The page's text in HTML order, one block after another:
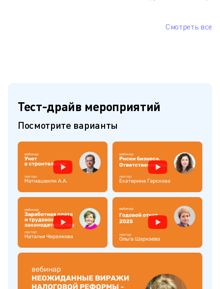
Смотреть все
Тест-драйв мероприятий
Посмотрите варианты